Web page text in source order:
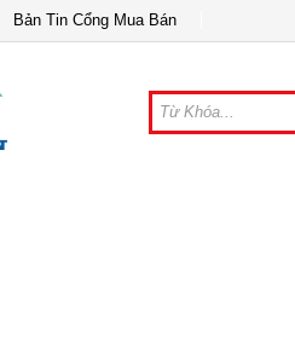
Bản Tin Cổng Mua Bán